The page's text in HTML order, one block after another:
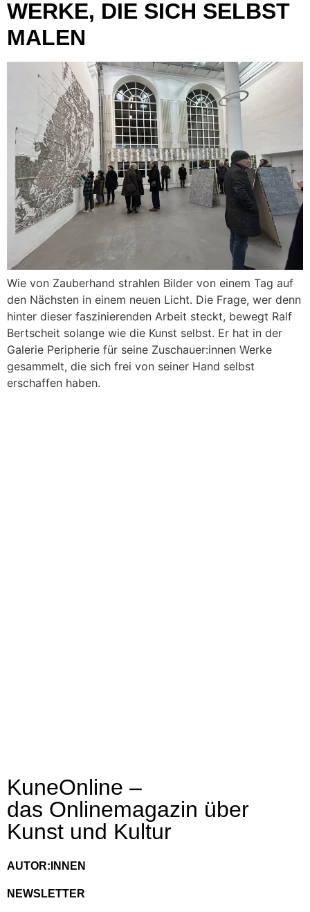
WERKE, DIE SICH SELBST
MALEN
Wie von Zauberhand strahlen Bilder von einem Tag auf
den Nächsten in einem neuen Licht. Die Frage, wer denn
hinter dieser faszinierenden Arbeit steckt, bewegt Ralf
Bertscheit solange wie die Kunst selbst. Er hat in der
Galerie Peripherie für seine Zuschauer:innen Werke
gesammelt, die sich frei von seiner Hand selbst
erschaffen haben.
KuneOnline –
das Onlinemagazin über
Kunst und Kultur
AUTOR:INNEN
NEWSLETTER